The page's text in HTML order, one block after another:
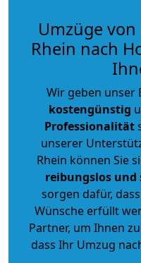
Umzüge
Rhein nach
Wir geben unser
kostengünstig
Professionalität
unserer
Rhein können Sie
reibungslos und
sorgen dafür,
Wünsche erfüllt
Partner, um Ihnen
dass Ihr Umzug